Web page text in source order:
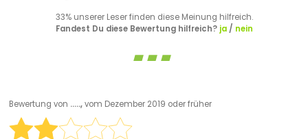
33% unserer Leser finden diese Meinung hilfreich.
Fandest Du diese Bewertung hilfreich? ja/ nein
Bewertung von .....,vom Dezember 2019 oder früher